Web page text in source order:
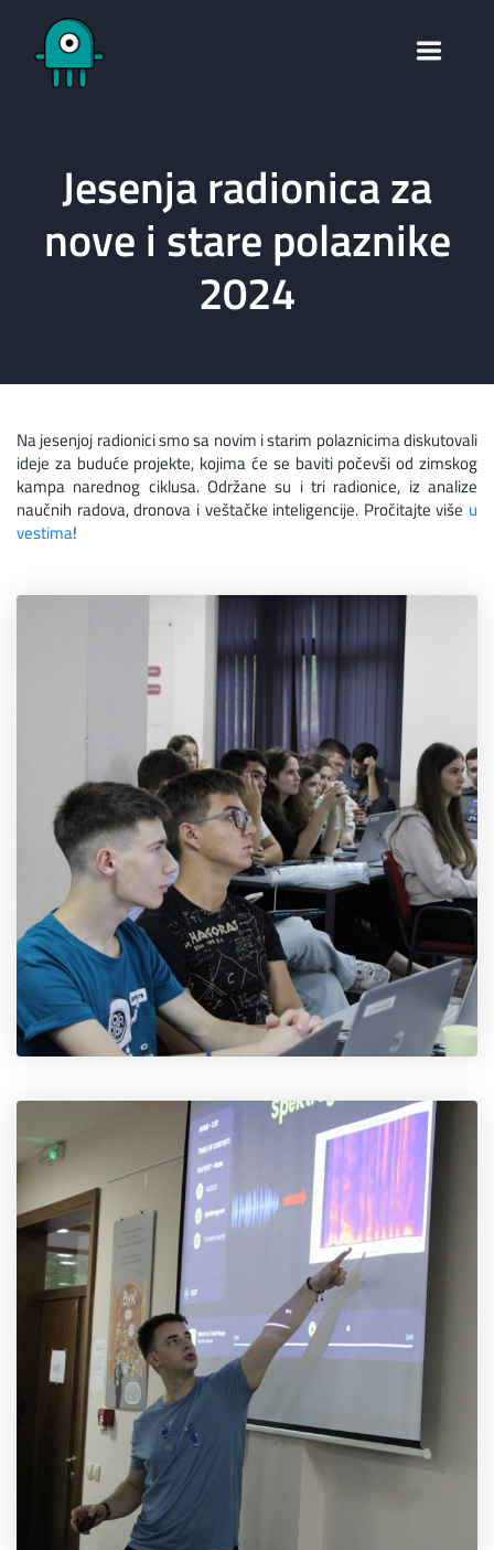
Jesenja radionica za
nove i stare polaznike
2024
Na jesenjoj radionici smo sa novim i starim polaznicima diskutovali
ideje za buduće projekte, kojima će se baviti počevši od zimskog
kampa narednog ciklusa. Održane su i tri radionice, iz analize
naučnih radova, dronova i veštačke inteligencije. Pročitajte više u
vestima!